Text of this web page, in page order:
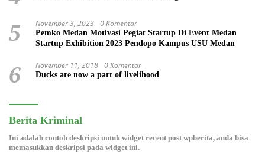
5 November 3, 2023 0 Komentar
Pemko Medan Motivasi Pegiat Startup Di Event Medan
Startup Exhibition 2023 Pendopo Kampus USU Medan
6 November 11, 2018 0 Komentar
Ducks are now a part of livelihood
Berita Kriminal
Ini adalah contoh deskripsi untuk widget recent post wpberita, anda bisa
memasukkan deskripsi pada widget ini.